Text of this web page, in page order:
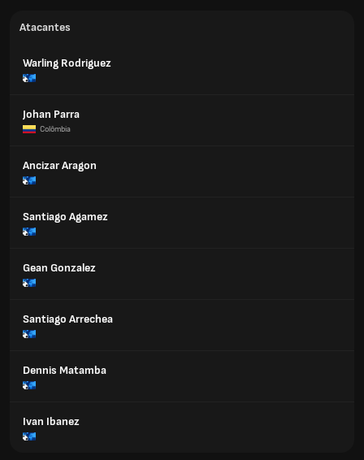
Atacantes
Warling Rodriguez
Johan Parra
Colômbia
Ancizar Aragon
Santiago Agamez
Gean Gonzalez
Santiago Arrechea
Dennis Matamba
Ivan Ibanez